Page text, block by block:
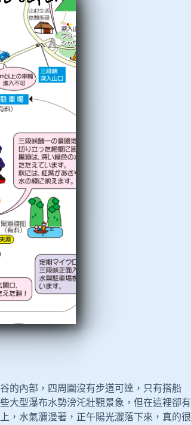
的內部，四周圍沒有步道可達，只有搭船
大型瀑布水勢滂汑壯觀景象，但在這裡卻有
，水氣瀰漫著，正午陽光灑落下來，真的很